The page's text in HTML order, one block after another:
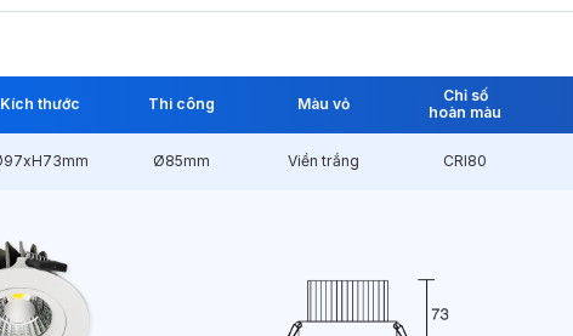
Kích thước Thi công Màu vỏ
Chỉ số
hoàn màu
Ø85mm Viền trắng CRI80